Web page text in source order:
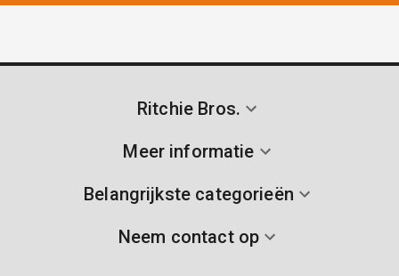
Ritchie Bros.
Meer informatie
Belangrijkste categorieën
Neem contact op